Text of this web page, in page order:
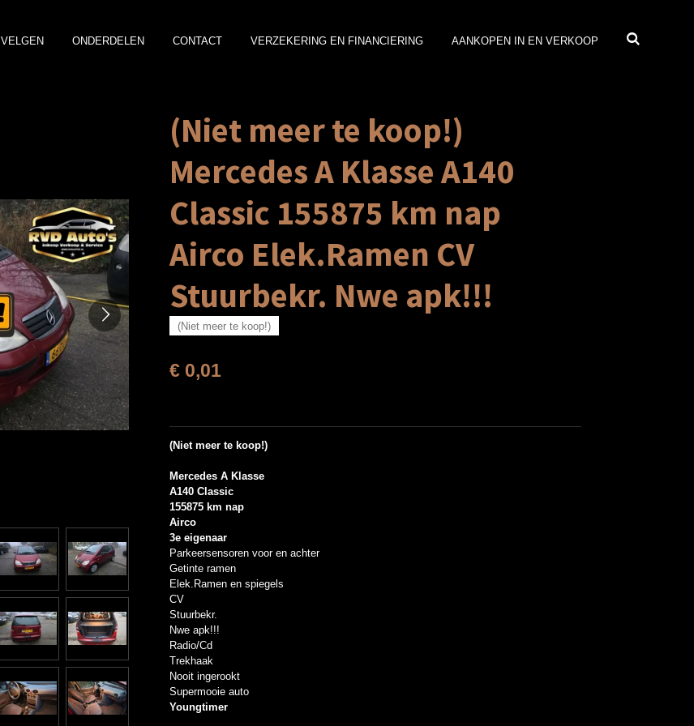
VELGEN ONDERDELEN CONTACT VERZEKERING EN FINANCIERING AANKOPEN IN EN VERKOOP
(Niet meer te koop!)
Mercedes A Klasse A140
Classic 155875 km nap
Airco Elek.Ramen CV
Stuurbekr. Nwe apk!!!
(Niet meer te koop!)
€ 0,01
(Niet meer te koop!)
Mercedes A Klasse
A140 Classic
155875 km nap
Airco
3e eigenaar
Parkeersensoren voor en achter
Getinte ramen
Elek.Ramen en spiegels
CV
Stuurbekr.
Nwe apk!!!
Radio/Cd
Trekhaak
Nooit ingerookt
Supermooie auto
Youngtimer